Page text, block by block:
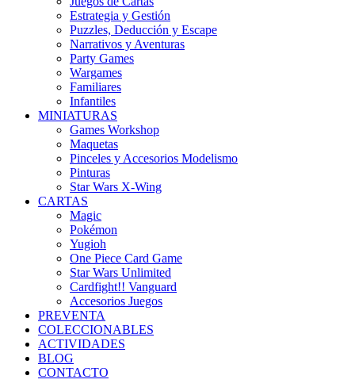
Estrategia y Gestión
Puzzles, Deducción y Escape
Narrativos y Aventuras
Party Games
Wargames
Familiares
Infantiles
MINIATURAS
Games Workshop
Maquetas
Pinceles y Accesorios Modelismo
Pinturas
Star Wars X-Wing
CARTAS
Magic
Pokémon
Yugioh
One Piece Card Game
Star Wars Unlimited
Cardfight!! Vanguard
Accesorios Juegos
PREVENTA
COLECCIONABLES
ACTIVIDADES
BLOG
CONTACTO